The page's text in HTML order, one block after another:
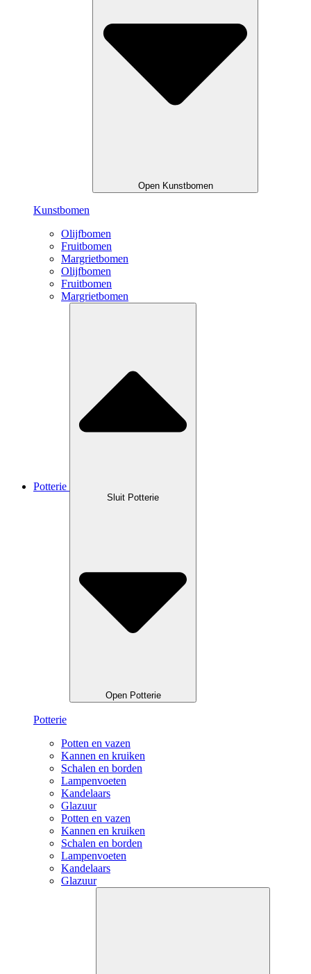
Open Kunstbomen
Kunstbomen
Olijfbomen
Fruitbomen
Margrietbomen
Olijfbomen
Fruitbomen
Margrietbomen
Potterie
Sluit Potterie
Open Potterie
Potterie
Potten en vazen
Kannen en kruiken
Schalen en borden
Lampenvoeten
Kandelaars
Glazuur
Potten en vazen
Kannen en kruiken
Schalen en borden
Lampenvoeten
Kandelaars
Glazuur